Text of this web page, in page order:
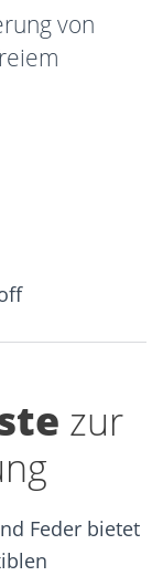
von
zur
Feder bietet